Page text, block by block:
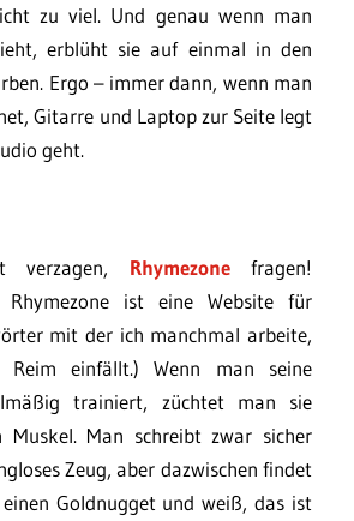
zu viel. Und genau wenn man
erblüht sie auf einmal in den
Ergo – immer dann, wenn man
Gitarre und Laptop zur Seite legt
geht.
verzagen, Rhymezonefragen!
Rhymezone ist eine Website für
mit der ich manchmal arbeite,
einfällt.) Wenn man seine
trainiert, züchtet man sie
Muskel. Man schreibt zwar sicher
Zeug, aber dazwischen findet
Goldnugget und weiß, das ist